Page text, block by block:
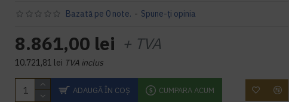
Bazată pe 0 note. - Spune-ţi opinia
8.861,00 lei + TVA
10.721,81 lei TVA inclus
ADAUGĂ ÎN COŞ CUMPARA ACUM